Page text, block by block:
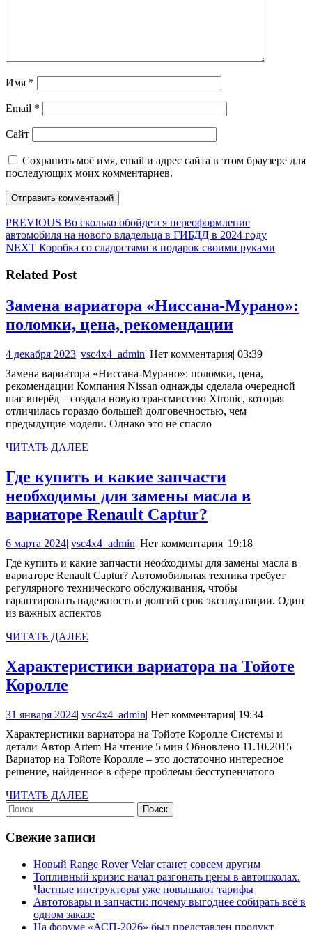
Имя *
Email *
Сайт
Сохранить моё имя, email и адрес сайта в этом браузере для
последующих моих комментариев.
Навигация
по
PREVIOUS Предыдущая
запись:
Во сколько обойдется переоформление
автомобиля на нового владельца в ГИБДД в 2024 году
NEXT Следующая
Коробка со сладостями в подарок своими руками
Related Post
Замена вариатора «Ниссана-Мурано»:
поломки, цена, рекомендацииЗамена
«Ниссана-
Мурано»:
поломки,
цена,
4 декабря 20234
2023
| vsc4x4_adminvsc4x4_admin
| Нет комментария| 03:39
Замена вариатора «Ниссана-Мурано»: поломки, цена,
рекомендации Компания Nissan однажды сделала очередной
шаг вперёд – создала новую трансмиссию Xtronic, которая
отличилась гораздо большей долговечностью, чем
предыдущие модели. Однако это не спасло
ЧИТАТЬ ДАЛЕЕ
Где купить и какие запчасти
необходимы для замены масла в
вариаторе Renault Captur?
и
какие
запчасти
необходимы
масла
Renault
Captur?
6 марта 20246
2024
vsc4x4_adminvsc4x4_admin
Нет комментария 19:18
Где купить и какие запчасти необходимы для замены масла в
вариаторе Renault Captur? Автомобильная техника требует
регулярного технического обслуживания, чтобы
гарантировать надежность и долгий срок эксплуатации. Один
из важных аспектов
ЧИТАТЬ ДАЛЕЕ
Характеристики вариатора на Тойоте
Королле
на
Тойоте
Королле
31 января 202431
2024
| vsc4x4_adminvsc4x4_admin
| Нет комментария| 19:34
Характеристики вариатора на Тойоте Королле Системы и
детали Автор Artem На чтение 5 мин Обновлено 11.10.2015
Вариатор на Тойоте Королле – это достаточно интересное
решение, найденное в сфере проблемы бесступенчатого
ЧИТАТЬ ДАЛЕЕ
Найти:
Свежие записи
Новый Range Rover Velar станет совсем другим
Топливный кризис начал разгонять цены в автошколах.
Частные инструкторы уже повышают тарифы
Автотовары и запчасти: почему выгоднее собирать всё в
одном заказе
На форуме «АСП-2026» был представлен продукт